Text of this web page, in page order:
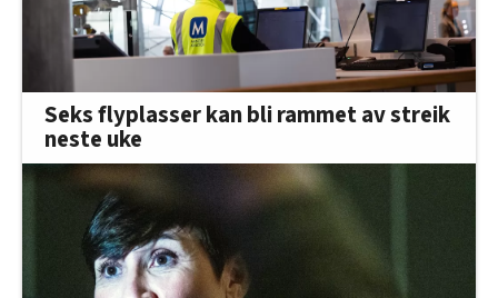
Seks flyplasser kan bli rammet av streik
neste uke